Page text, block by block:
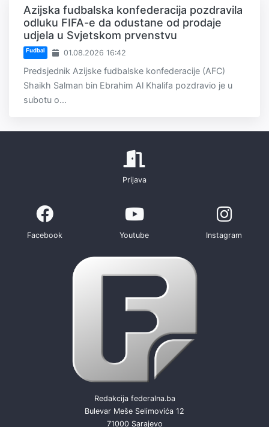
Azijska fudbalska konfederacija pozdravila
odluku FIFA-e da odustane od prodaje
udjela u Svjetskom prvenstvu
Fudbal 01.08.2026 16:42
Predsjednik Azijske fudbalske konfederacije (AFC)
Shaikh Salman bin Ebrahim Al Khalifa pozdravio je u
subotu o...
Prijava
Facebook Youtube Instagram
Redakcija federalna.ba
Bulevar Meše Selimovića 12
71000 Sarajevo